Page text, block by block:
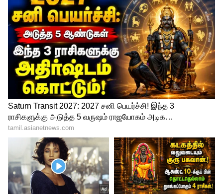
இந்நிலையில், சவுக்கு சங்கர் சிறை
செல்வதற்கு முதல் காரணம் அவரது தங்கை
சஜாதா தான் என்று தகவல் வெளியாகி
ஒட்டு கேட்பு வழக்கில் சிக்கியபோது
விசாரணை அதிகாரிகளிடம் சுஜாதா என்ற
பெயர் கொண்ட பென்டிரைவ் ஒன்று
சிக்கியது. இந்த பென்டிரைவ் மூலம்தான்